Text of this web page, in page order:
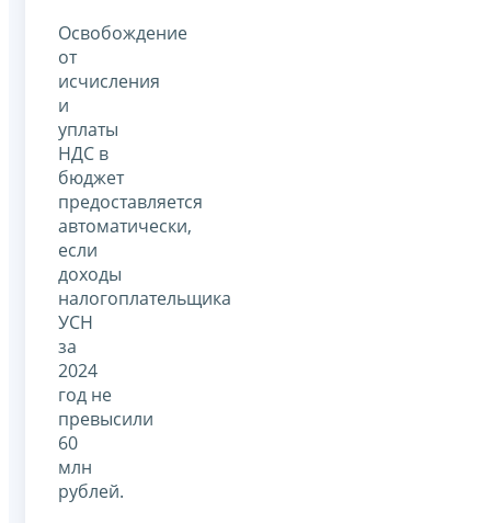
Освобождение
от
исчисления
и
уплаты
НДС в
бюджет
предоставляется
автоматически,
если
доходы
налогоплательщика
УСН
за
2024
год не
превысили
60
млн
рублей.